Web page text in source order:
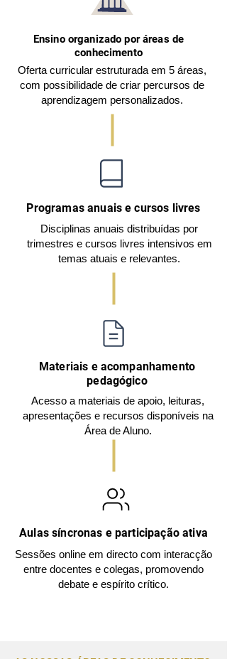
Ensino organizado por áreas de
conhecimento
Oferta curricular estruturada em 5 áreas,
com possibilidade de criar percursos de
aprendizagem personalizados.
Programas anuais e cursos livres
Disciplinas anuais distribuídas por
trimestres e cursos livres intensivos em
temas atuais e relevantes.
Materiais e acompanhamento
pedagógico
Acesso a materiais de apoio, leituras,
apresentações e recursos disponíveis na
Área de Aluno.
Aulas síncronas e participação ativa
Sessões online em directo com interacção
entre docentes e colegas, promovendo
debate e espírito crítico.